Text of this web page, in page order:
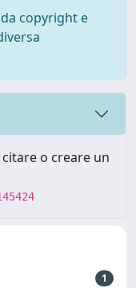
copyright e
o creare un
1